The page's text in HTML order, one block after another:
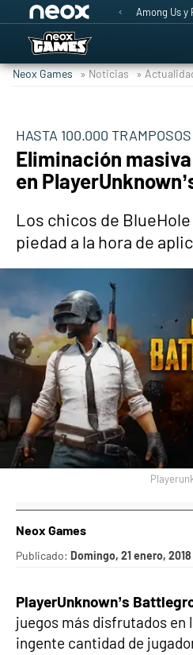
Among Us y
Neox Games » Noticias »
HASTA 100.000 TRAMPOSOS
Eliminación
en
Los chicos de
piedad a la hora de
Neox Games
Publicado: Domingo, 21 enero,
PlayerUnknown’s
juegos más disfrutados en
ingente cantidad de